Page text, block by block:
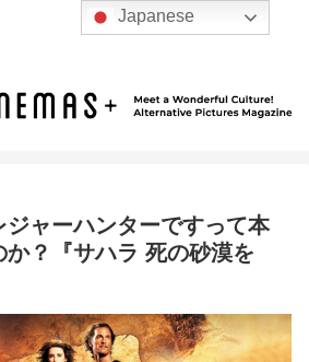
ジャーハンターですって本
？『サハラ 死の砂漠を
Japanese